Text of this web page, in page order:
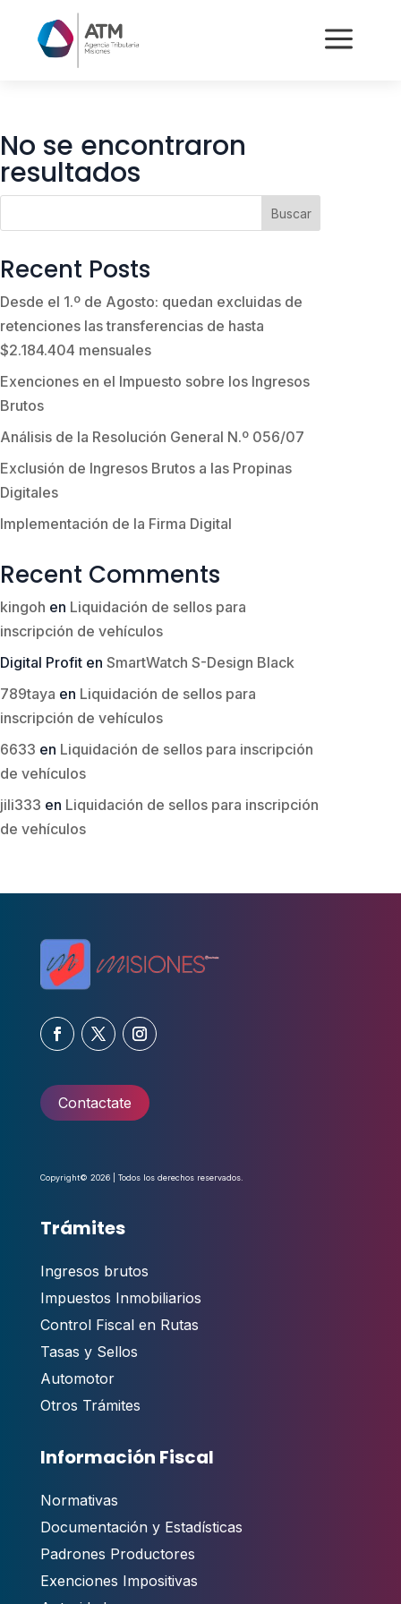
a
No se encontraron
resultados
Buscar
Recent Posts
Desde el 1.º de Agosto: quedan excluidas de
retenciones las transferencias de hasta
$2.184.404 mensuales
Exenciones en el Impuesto sobre los Ingresos
Brutos
Análisis de la Resolución General N.º 056/07
Exclusión de Ingresos Brutos a las Propinas
Digitales
Implementación de la Firma Digital
Recent Comments
kingoh en Liquidación de sellos para
inscripción de vehículos
Digital Profit en SmartWatch S-Design Black
789taya en Liquidación de sellos para
inscripción de vehículos
6633 en Liquidación de sellos para inscripción
de vehículos
jili333 en Liquidación de sellos para inscripción
de vehículos
Contactate
Copyright© 2026 | Todos los derechos reservados.
Trámites
Ingresos brutos
Impuestos Inmobiliarios
Control Fiscal en Rutas
Tasas y Sellos
Automotor
Otros Trámites
Información Fiscal
Normativas
Documentación y Estadísticas
Padrones Productores
Exenciones Impositivas